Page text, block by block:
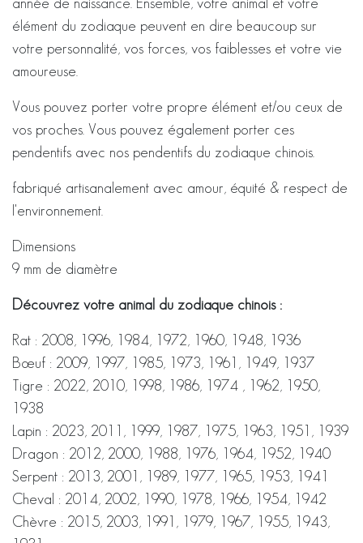
élément du zodiaque peuvent en dire beaucoup sur
votre personnalité, vos forces, vos faiblesses et votre vie
amoureuse.
Vous pouvez porter votre propre élément et/ou ceux de
vos proches. Vous pouvez également porter ces
pendentifs avec nos pendentifs du zodiaque chinois.
fabriqué artisanalement avec amour, équité & respect de
l'environnement.
Dimensions
9 mm de diamètre
Découvrez votre animal du zodiaque chinois :
Rat : 2008, 1996, 1984, 1972, 1960, 1948, 1936
Bœuf : 2009, 1997, 1985, 1973, 1961, 1949, 1937
Tigre : 2022, 2010, 1998, 1986, 1974 , 1962, 1950,
1938
Lapin : 2023, 2011, 1999, 1987, 1975, 1963, 1951, 1939
Dragon : 2012, 2000, 1988, 1976, 1964, 1952, 1940
Serpent : 2013, 2001, 1989, 1977, 1965, 1953, 1941
Cheval : 2014, 2002, 1990, 1978, 1966, 1954, 1942
Chèvre : 2015, 2003, 1991, 1979, 1967, 1955, 1943,